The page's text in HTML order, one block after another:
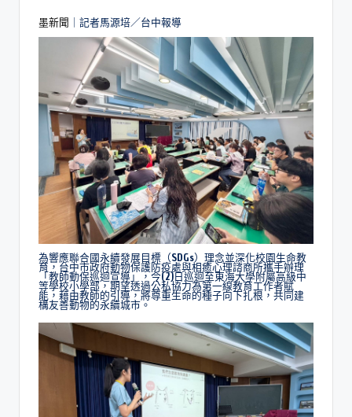
墨新聞 ｜記者馬源培／台中報導
為響應聯合國永續發展目標（SDGs）理念並深化校園生命教
育，台中市政府動物保護防疫處與相癒心理諮商所攜手辦理
「教師動保巡迴宣導」，今(2)日巡迴至東海大學附屬高級中
等學校小學部，期望透過公私協力為第一線教育工作者賦
能，藉由教師的引導，將尊重生命的種子向下扎根，共同建
構友善動物的永續城市。